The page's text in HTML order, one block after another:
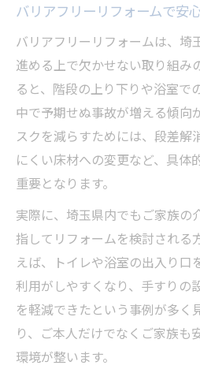
バリアフリーリフォームで安
バリアフリーリフォームは、埼
進める上で欠かせない取り組み
ると、階段の上り下りや浴室で
中で予期せぬ事故が増える傾向
スクを減らすためには、段差解
にくい床材への変更など、具体
重要となります。
実際に、埼玉県内でもご家族の
指してリフォームを検討される
えば、トイレや浴室の出入り口
利用がしやすくなり、手すりの
を軽減できたという事例が多く
り、ご本人だけでなくご家族も
環境が整います。